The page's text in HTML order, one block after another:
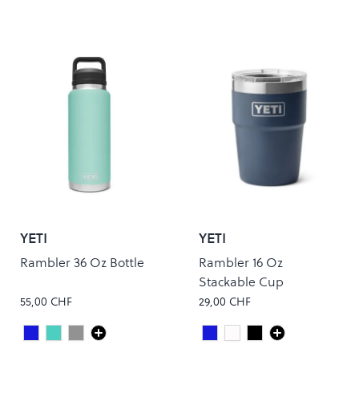
YETI
Rambler 36 Oz Bottle
55,00 CHF
Colour
NavySeafoam
Stainless Steel
YETI
Rambler 16 Oz
Stackable Cup
29,00 CHF
Colour
NavywhiteBlack